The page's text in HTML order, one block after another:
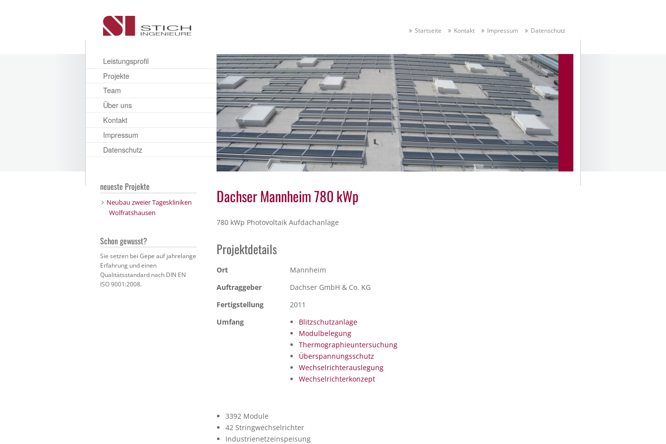
Startseite Kontakt Impressum Datenschutz
Leistungsprofil
Projekte
Team
Über uns
Kontakt
Impressum
Datenschutz
Dachser Mannheim 780 kWp
780 kWp Photovoltaik Aufdachanlage
Projektdetails
Ort
Mannheim
Auftraggeber
Dachser GmbH & Co. KG
Fertigstellung
2011
Umfang
Blitzschutzanlage
Modulbelegung
Thermographieuntersuchung
Überspannungsschutz
Wechselrichterauslegung
Wechselrichterkonzept
3392 Module
42 Stringwechselrichter
Industrienetzeinspeisung
neueste Projekte
Neubau zweier Tageskliniken
Wolfratshausen
Schon gewusst?
Sie setzen bei Gepe auf jahrelange
Erfahrung und einen
Qualitätsstandard nach DIN EN
ISO 9001:2008.